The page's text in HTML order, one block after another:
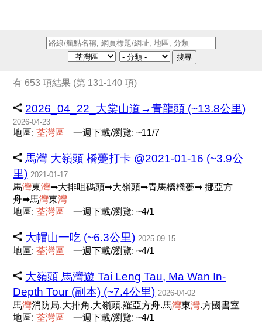
搜尋
有 653 項結果 (第 131-140 項)
2026_04_22_大棠山道→青龍頭 (~13.8公里)
2026-04-23
地區:荃灣區 一週下載/瀏覽: ~11/7
馬灣 大嶺頭 橋躉打卡 @2021-01-16 (~3.9公
里) 2021-01-17
馬灣東灣➡大排咀碼頭➡大嶺頭➡青馬橋橋躉➡ 挪亞方
舟➡馬灣東灣
地區:荃灣區 一週下載/瀏覽: ~4/1
大帽山一吃 (~6.3公里) 2025-09-15
地區:荃灣區 一週下載/瀏覽: ~4/1
大嶺頭 馬灣遊 Tai Leng Tau, Ma Wan In-
Depth Tour (副本) (~7.4公里) 2026-04-02
馬灣消防局.大排角.大嶺頭.羅亞方舟.馬灣東灣.方國書室
地區:荃灣區 一週下載/瀏覽: ~4/1